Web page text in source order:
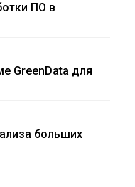
ПО в
GreenData для
больших